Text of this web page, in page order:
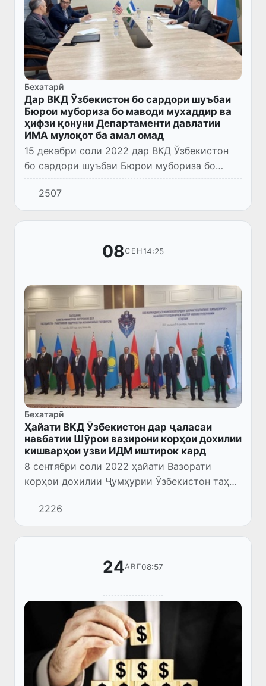
Бехатарӣ
Дар ВКД Ӯзбекистон бо сардори шуъбаи
Бюрои мубориза бо маводи мухаддир ва
ҳифзи қонуни Департаменти давлатии
ИМА мулоқот ба амал омад
15 декабри соли 2022 дар ВКД Ўзбекистон
бо сардори шуъбаи Бюрои мубориза бо
маводи мухаддир ва ҳифзи қонуни
Департаменти давлатии ИМА-и (INL)
Сафорати Иёлоти Муттаҳидаи Амрико дар...
2507
08СЕН14:25
Бехатарӣ
Ҳайати ВКД Ӯзбекистон дар ҷаласаи
навбатии Шӯрои вазирони корҳои дохилии
кишварҳои узви ИДМ иштирок кард
8 сентябри соли 2022 ҳайати Вазорати
корҳои дохилии Ҷумҳурии Ӯзбекистон таҳти
роҳбарии вазир, генерал-лейтенант Пӯлат
Бобоҷонов дар ҷаласаи навбатии Шӯрои
вазирони корҳои дохилии к...
2226
24АВГ08:57